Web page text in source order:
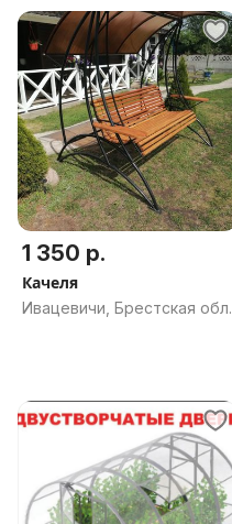
1 350 р.
Качеля
Ивацевичи, Брестская обл.